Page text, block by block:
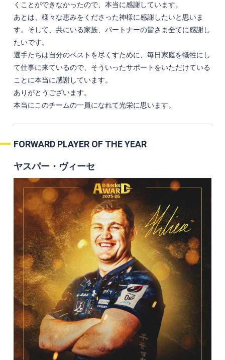
くことができなかったので、本当に感謝しています。
あとは、様々な恵みをくださった神様に感謝したいと思いま
す。そして、共にいる家族、パートナーの皆さま全てに感謝し
たいです。
選手たちは自分のベストを尽くすために、毎日家庭を犠牲にし
て仕事に来ているので、そういったサポートをいただけている
ことに本当に感謝しています。
ありがとうございます。
本当にこのチームの一員になれて光栄に思います。
FORWARD PLAYER OF THE YEAR
ヤスパー・ヴィーセ